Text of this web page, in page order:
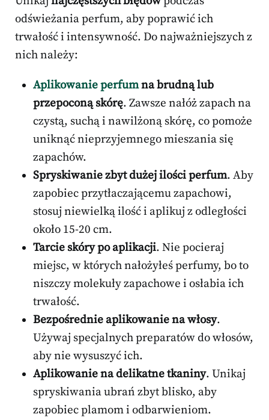
odświeżania perfum, aby poprawić ich
trwałość i intensywność. Do najważniejszych z
nich należy:
Aplikowanie perfumna brudną lub
przepoconą skórę. Zawsze nałóż zapach na
czystą, suchą i nawilżoną skórę, co pomoże
uniknąć nieprzyjemnego mieszania się
zapachów.
Spryskiwanie zbyt dużej ilości perfum. Aby
zapobiec przytłaczającemu zapachowi,
stosuj niewielką ilość i aplikuj z odległości
około 15-20 cm.
Tarcie skóry po aplikacji. Nie pocieraj
miejsc, w których nałożyłeś perfumy, bo to
niszczy molekuły zapachowe i osłabia ich
trwałość.
Bezpośrednie aplikowanie na włosy.
Używaj specjalnych preparatów do włosów,
aby nie wysuszyć ich.
Aplikowanie na delikatne tkaniny. Unikaj
spryskiwania ubrań zbyt blisko, aby
zapobiec plamom i odbarwieniom.